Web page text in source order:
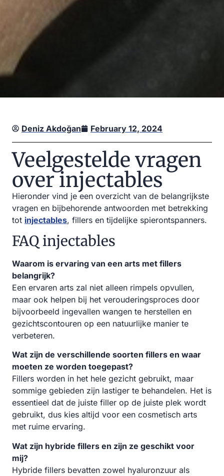
Deniz Akdoğan February 12, 2024
Veelgestelde vragen
over injectables
Hieronder vind je een overzicht van de belangrijkste
vragen en bijbehorende antwoorden met betrekking
tot injectables, fillers en tijdelijke spierontspanners.
FAQ injectables
Waarom is ervaring van een arts met fillers
belangrijk?
Een ervaren arts zal niet alleen rimpels opvullen,
maar ook helpen bij het verouderingsproces door
bijvoorbeeld ingevallen wangen te herstellen en
gezichtscontouren op een natuurlijke manier te
verbeteren.
Wat zijn de verschillende soorten fillers en waar
moeten ze worden toegepast?
Fillers worden in het hele gezicht gebruikt, maar
sommige gebieden zijn lastiger te behandelen. Het is
essentieel dat de juiste filler op de juiste plek wordt
gebruikt, dus kies altijd voor een cosmetisch arts
met ruime ervaring.
Wat zijn hybride fillers en zijn ze geschikt voor
mij?
Hybride fillers bevatten zowel hyaluronzuur als